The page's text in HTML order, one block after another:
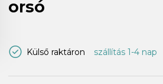
orsó
Külső raktáron szállítás 1-4 nap